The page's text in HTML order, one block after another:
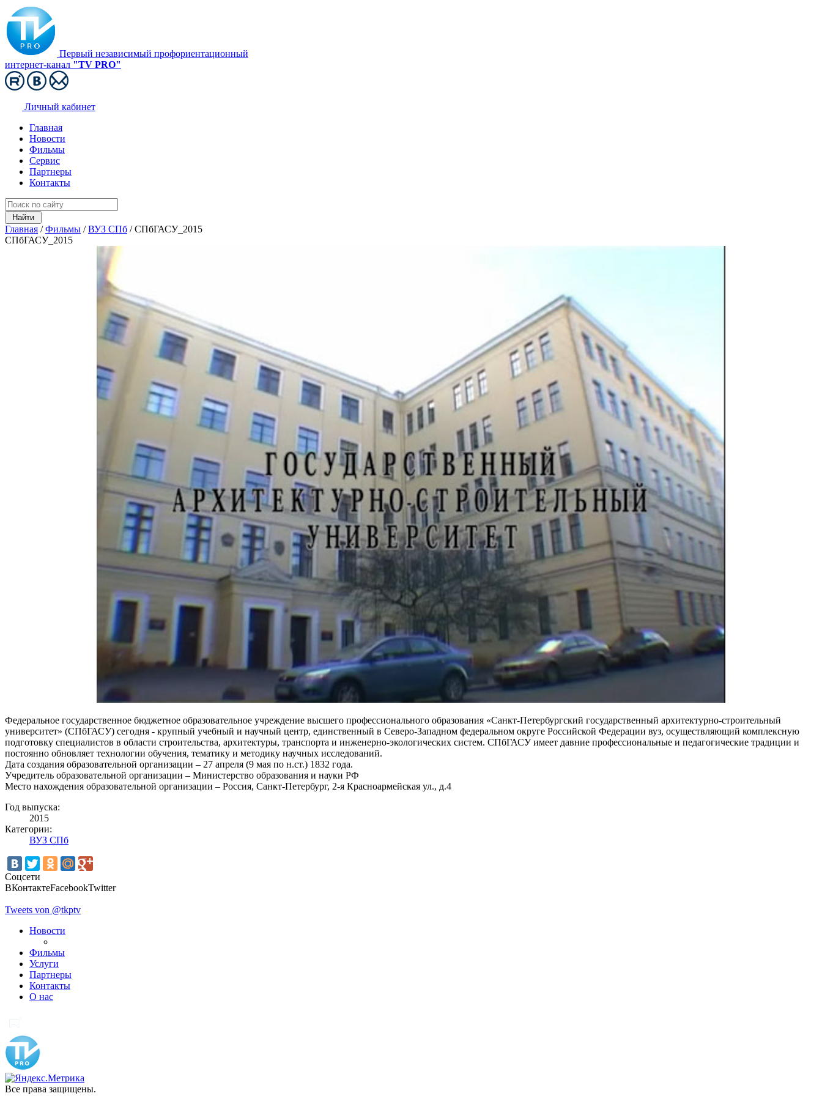
Первый независимый профориентационный
интернет-канал "TV PRO"
Личный кабинет
Главная
Новости
Фильмы
Сервис
Партнеры
Контакты
Главная /Фильмы /ВУЗ СПб /СПбГАСУ_2015
СПбГАСУ_2015
Федеральное государственное бюджетное образовательное учреждение высшего профессионального образования «Санкт-Петербургский государственный архитектурно-строительный
университет» (СПбГАСУ) сегодня - крупный учебный и научный центр, единственный в Северо-Западном федеральном округе Российской Федерации вуз, осуществляющий комплексную
подготовку специалистов в области строительства, архитектуры, транспорта и инженерно-экологических систем. СПбГАСУ имеет давние профессиональные и педагогические традиции и
постоянно обновляет технологии обучения, тематику и методику научных исследований.
Дата создания образовательной организации – 27 апреля (9 мая по н.ст.) 1832 года.
Учредитель образовательной организации – Министерство образования и науки РФ
Место нахождения образовательной организации – Россия, Санкт-Петербург, 2-я Красноармейская ул., д.4
Год выпуска:
2015
Категории:
ВУЗ СПб
Соцсети
ВКонтактеFacebookTwitter
Tweets von @tkptv
Новости
Фильмы
Услуги
Партнеры
Контакты
О нас
Все права защищены.